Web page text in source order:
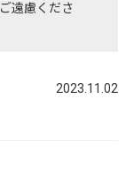
遠慮くださ
2023.11.02